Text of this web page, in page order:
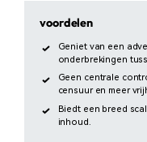
voordelen
Geniet van een
onderbrekingen
Geen centrale
censuur en meer
Biedt een breed
inhoud.